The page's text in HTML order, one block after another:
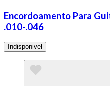
Encordoamento Para
.010-.046
Indisponivel